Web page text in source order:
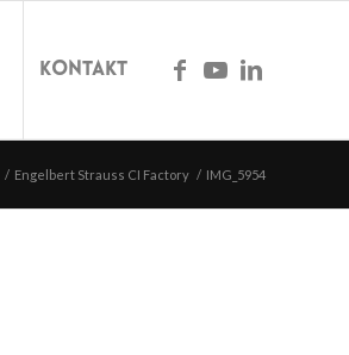
Kontakt
/ Engelbert Strauss CI Factory / IMG_5954